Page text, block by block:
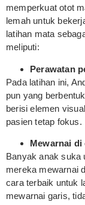
memperkuat otot
lemah untuk
latihan mata
meliputi:
Perawatan
Pada latihan ini,
pun yang
berisi elemen
pasien tetap fokus.
Mewarnai di
Banyak anak suka
mereka mewarnai
cara terbaik untuk
mewarnai garis,